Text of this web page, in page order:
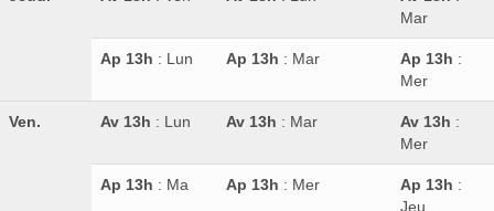
Mar
Ap 13h : Lun Ap 13h : Mar Ap 13h :
Mer
Ven. Av 13h : Lun Av 13h : Mar Av 13h :
Mer
Ap 13h : Ma Ap 13h : Mer Ap 13h :
Jeu